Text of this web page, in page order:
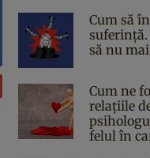
Cum să
suferință.
să nu
Cum ne
relațiile
felul în